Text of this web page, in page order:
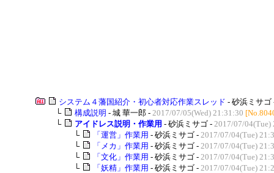
システム４藩国紹介・初心者対応作業スレッド - 砂浜ミサ
└
構成説明 - 城 華一郎 - 2017/07/05(Wed) 21:31:30
└
アイドレス説明・作業用 - 砂浜ミサゴ - 2017/07/04(Tue)
└
「運営」作業用 - 砂浜ミサゴ - 2017/07/04(Tue)
└
「メカ」作業用 - 砂浜ミサゴ - 2017/07/04(Tue)
└
「文化」作業用 - 砂浜ミサゴ - 2017/07/04(Tue)
└
「妖精」作業用 - 砂浜ミサゴ - 2017/07/04(Tue)